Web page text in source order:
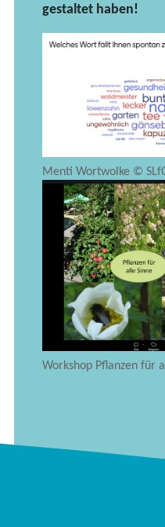
gestaltet haben!
Menti Wortwolke ©
Workshop Pflanzen für